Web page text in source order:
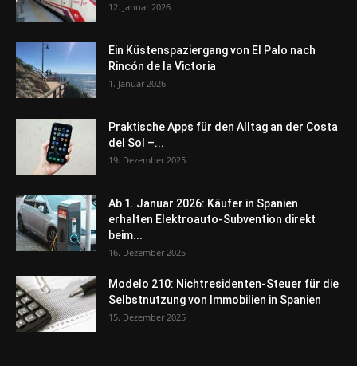
12. Januar 2026
Ein Küstenspaziergang von El Palo nach
Rincón de la Victoria
1. Januar 2026
Praktische Apps für den Alltag an der Costa
del Sol –...
19. Dezember 2025
Ab 1. Januar 2026: Käufer in Spanien
erhalten Elektroauto-Subvention direkt
beim...
16. Dezember 2025
Modelo 210: Nichtresidenten-Steuer für die
Selbstnutzung von Immobilien in Spanien
15. Dezember 2025